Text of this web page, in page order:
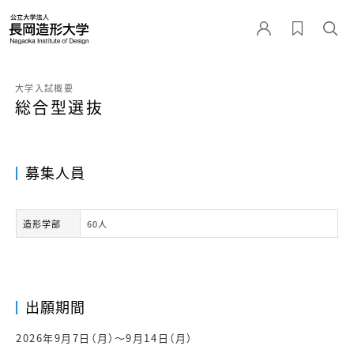
大学入試概要
総合型選抜
募集人員
造形学部 60人
出願期間
2026年9月7日（月）～9月14日（月）